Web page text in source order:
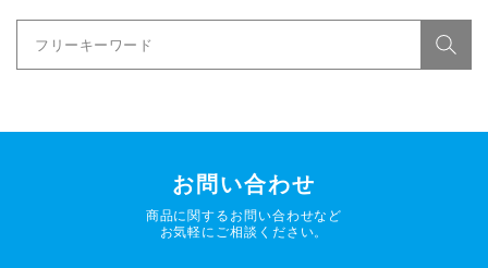
お問い合わせ
商品に関するお問い合わせなど
お気軽にご相談ください。